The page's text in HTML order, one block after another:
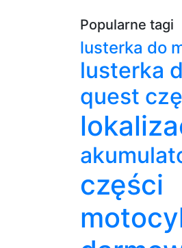
Popularne tagi
lusterka do
lusterka
quest
części